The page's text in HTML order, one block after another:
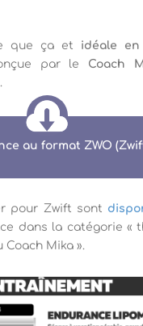
que ça et idéale
par le Coach
au format ZWO
pour Zwift sont
dans la catégorie «
Mika ».